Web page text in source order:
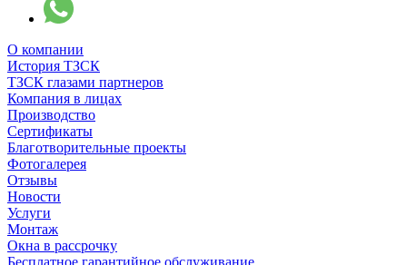
О компании
История ТЗСК
ТЗСК глазами партнеров
Компания в лицах
Производство
Сертификаты
Благотворительные проекты
Фотогалерея
Отзывы
Новости
Услуги
Монтаж
Окна в рассрочку
Бесплатное гарантийное обслуживание